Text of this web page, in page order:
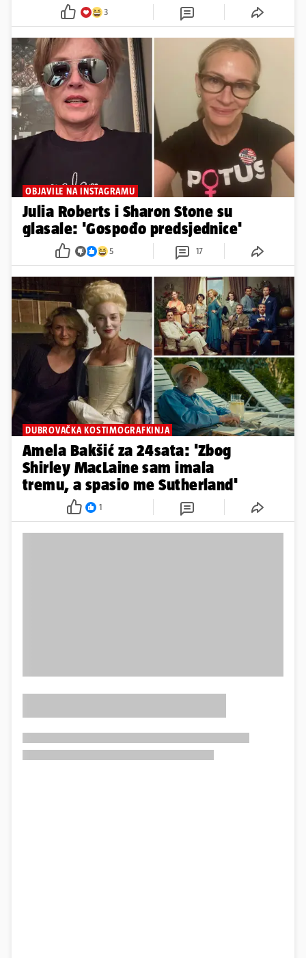
3
OBJAVILE NA INSTAGRAMU
Julia Roberts i Sharon Stone su
glasale: 'Gospođo predsjednice'
5 17
DUBROVAČKA KOSTIMOGRAFKINJA
Amela Bakšić za 24sata: 'Zbog
Shirley MacLaine sam imala
tremu, a spasio me Sutherland'
1